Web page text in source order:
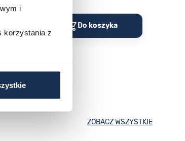
i
korzystania z
Do koszyka
ZOBACZ WSZYSTKIE